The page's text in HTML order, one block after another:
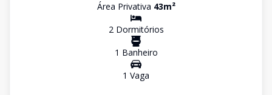
Área Privativa 43m²
2Dormitórios
1 Banheiro
1 Vaga